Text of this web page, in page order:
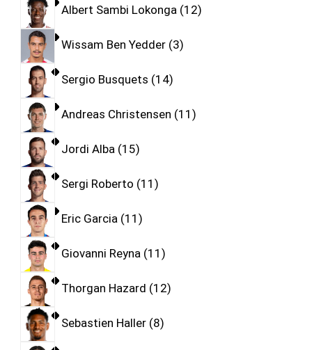
Albert Sambi Lokonga 12
Wissam Ben Yedder 3
Sergio Busquets 14
Andreas Christensen 11
Jordi Alba 15
Sergi Roberto 11
Eric Garcia 11
Giovanni Reyna 11
Thorgan Hazard 12
Sebastien Haller 8